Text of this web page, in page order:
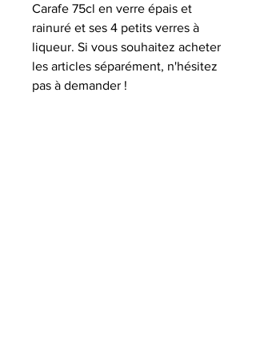
Carafe 75cl en verre épais et
rainuré et ses 4 petits verres à
liqueur. Si vous souhaitez acheter
les articles séparément, n'hésitez
pas à demander !